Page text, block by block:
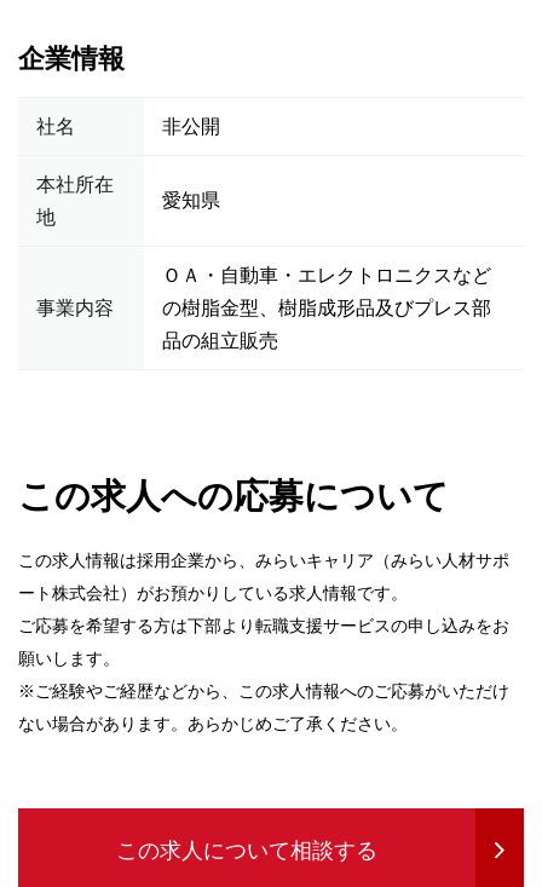
企業情報
社名 非公開
本社所在
地
愛知県
事業内容
ＯＡ・自動車・エレクトロニクスなど
の樹脂金型、樹脂成形品及びプレス部
品の組立販売
この求人への応募について
この求人情報は採用企業から、みらいキャリア（みらい人材サポ
ート株式会社）がお預かりしている求人情報です。
ご応募を希望する方は下部より転職支援サービスの申し込みをお
願いします。
※ご経験やご経歴などから、この求人情報へのご応募がいただけ
ない場合があります。あらかじめご了承ください。
この求人について相談する